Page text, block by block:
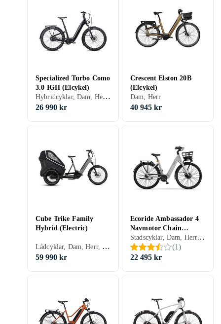
Specialized Turbo Como
3.0 IGH (Elcykel)
Hybridcyklar, Dam, Herr, 710 Wh
26 990 kr
Crescent Elston 20B
(Elcykel)
Dam, Herr
40 945 kr
Cube Trike Family
Hybrid (Electric)
Lådcyklar, Dam, Herr, 750 Wh
59 990 kr
Ecoride Ambassador 4
Navmotor Chain
(Electric)
Stadscyklar, Dam, Herr, Framhjul, 709 Wh
(1)
22 495 kr